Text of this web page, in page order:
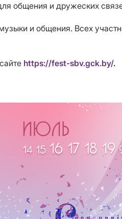
общения и дружеских
и общения. Всех
https://fest-sbv.gck.by/.